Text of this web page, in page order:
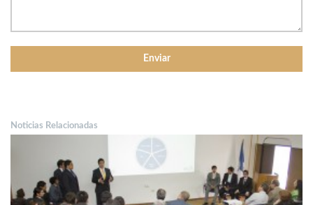
Noticias Relacionadas